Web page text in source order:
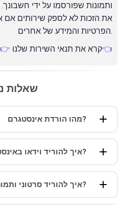
ותמונות שפורסמו על ידי
את הזכות לא לספק שירותים
הפרטיות והמידע של אחרים.
קרא את תנאי השירות שלנו👉כאן👈
שאלות
מהו הורדת אינסטגרם?
איך להוריד וידאו באינסטגרם?
איך להוריד סרטוני ותמונות אינסטגרם באייפון?